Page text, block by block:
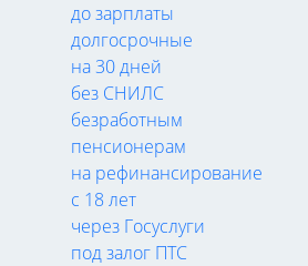
до зарплаты
долгосрочные
на 30 дней
без СНИЛС
безработным
пенсионерам
на рефинансирование
с 18 лет
через Госуслуги
под залог ПТС